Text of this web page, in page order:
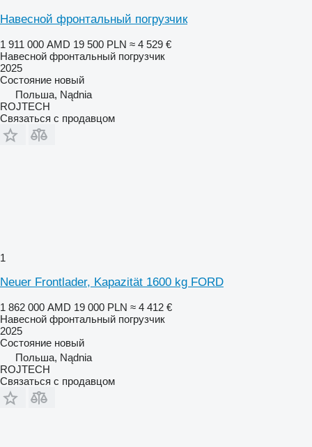
Навесной фронтальный погрузчик
1 911 000 AMD 19 500 PLN ≈ 4 529 €
Навесной фронтальный погрузчик
2025
Состояние новый
Польша, Nądnia
ROJTECH
Связаться с продавцом
1
Neuer Frontlader, Kapazität 1600 kg FORD
1 862 000 AMD 19 000 PLN ≈ 4 412 €
Навесной фронтальный погрузчик
2025
Состояние новый
Польша, Nądnia
ROJTECH
Связаться с продавцом